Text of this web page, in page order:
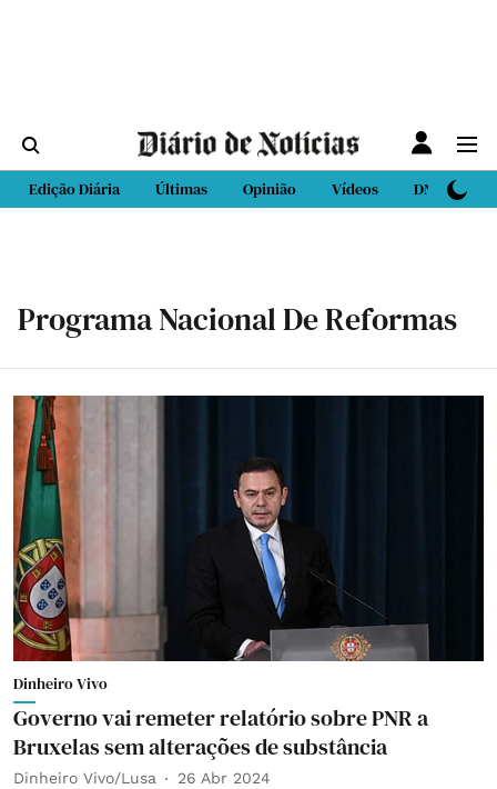
Edição Diária Últimas Opinião Vídeos DN Sport
Programa Nacional De Reformas
Dinheiro Vivo
Governo vai remeter relatório sobre PNR a
Bruxelas sem alterações de substância
Dinheiro Vivo/Lusa 26 Abr 2024